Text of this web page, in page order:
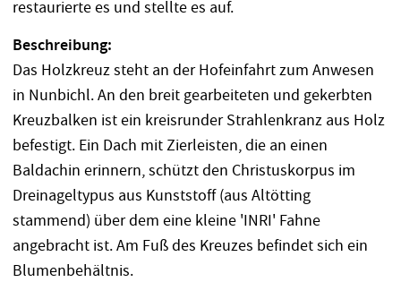
restaurierte es und stellte es auf.
Beschreibung:
Das Holzkreuz steht an der Hofeinfahrt zum Anwesen
in Nunbichl. An den breit gearbeiteten und gekerbten
Kreuzbalken ist ein kreisrunder Strahlenkranz aus Holz
befestigt. Ein Dach mit Zierleisten, die an einen
Baldachin erinnern, schützt den Christuskorpus im
Dreinageltypus aus Kunststoff (aus Altötting
stammend) über dem eine kleine 'INRI' Fahne
angebracht ist. Am Fuß des Kreuzes befindet sich ein
Blumenbehältnis.